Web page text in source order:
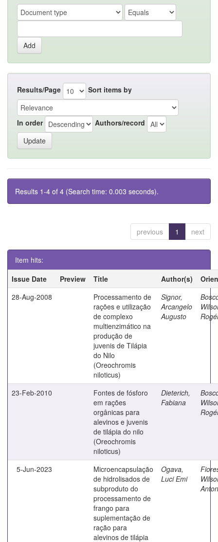
Results/Page Sort items by
In order Authors/record
Results 1-4 of 4 (Search time: 0.003 seconds).
previous 1 next
Item hits:
Issue Date
Preview Title Author(s)
28-Aug-2008
Processamento de
rações e utilização
de complexo
multienzimático na
produção de
juvenis de Tilápia
do Nilo
(Oreochromis
niloticus)
Signor,
Arcangelo
Augusto
23-Feb-2010
Fontes de fósforo
em rações
orgânicas para
alevinos e juvenis
de tilápia do nilo
(Oreochromis
niloticus)
Dieterich,
Fabiana
5-Jun-2023
Microencapsulação
de hidrolisados de
subproduto do
processamento de
frango para
suplementação de
ração para
alevinos de tilápia
Ogava,
Luci Emi